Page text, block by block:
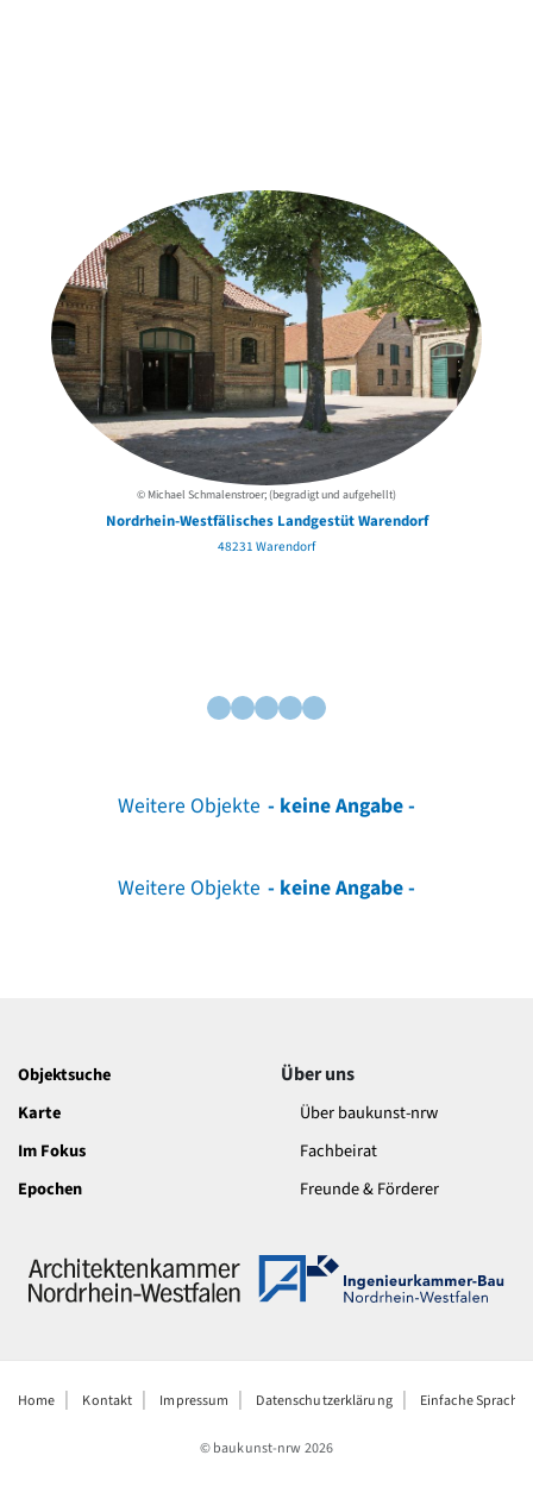
© Michael Schmalenstroer; (begradigt und aufgehellt)
Nordrhein-Westfälisches Landgestüt Warendorf
48231 Warendorf
Weitere Objekte - keine Angabe -
Weitere Objekte - keine Angabe -
Objektsuche
Karte
Im Fokus
Epochen
Über uns
Über baukunst-nrw
Fachbeirat
Freunde & Förderer
Home Kontakt Impressum Datenschutzerklärung Einfache Sprache
© baukunst-nrw2026